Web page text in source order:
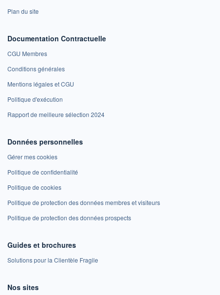
Plan du site
Documentation Contractuelle
CGU Membres
Conditions générales
Mentions légales et CGU
Politique d'exécution
Rapport de meilleure sélection 2024
Données personnelles
Gérer mes cookies
Politique de confidentialité
Politique de cookies
Politique de protection des données membres et visiteurs
Politique de protection des données prospects
Guides et brochures
Solutions pour la Clientèle Fragile
Nos sites